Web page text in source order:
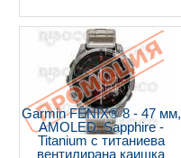
Garmin FĒNIX® 8 - 47 мм,
AMOLED, Sapphire -
Titanium с титаниева
вентилирана каишка